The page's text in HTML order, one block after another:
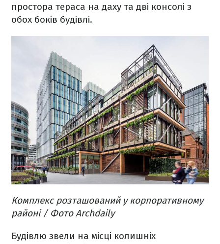
простора тераса на даху та дві консолі з
обох боків будівлі.
Комплекс розташований у корпоративному
районі / Фото Archdaily
Будівлю звели на місці колишніх